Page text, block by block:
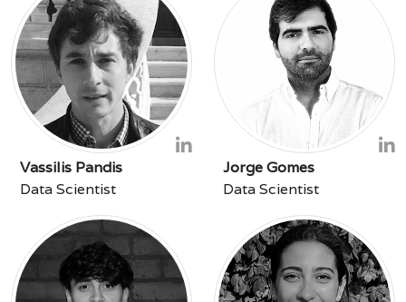
Vassilis Pandis
Data Scientist
Jorge Gomes
Data Scientist